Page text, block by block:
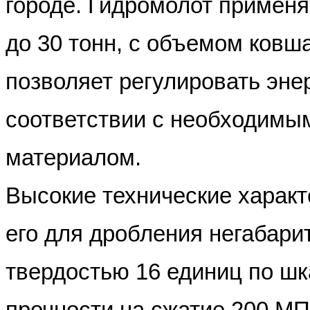
городе. Гидромолот
до 30 тонн, с объемом
позволяет регулировать
соответствии с
материалом.
Высокие технические
его для дробления
твердостью 16 единиц по